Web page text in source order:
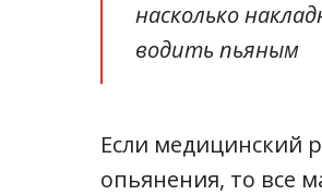
Если медицинский
опьянения, то все